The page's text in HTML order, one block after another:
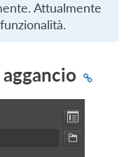
Attualmente